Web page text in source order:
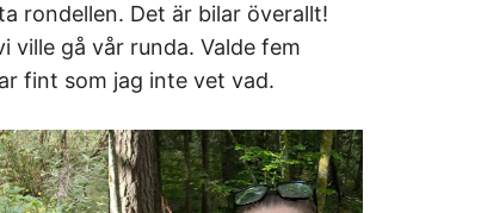
rondellen. Det är bilar överallt!
ville gå vår runda. Valde fem
fint som jag inte vet vad.